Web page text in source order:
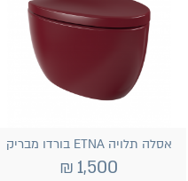
אסלה תלויה ETNA בורדו מבריק
1,500
₪